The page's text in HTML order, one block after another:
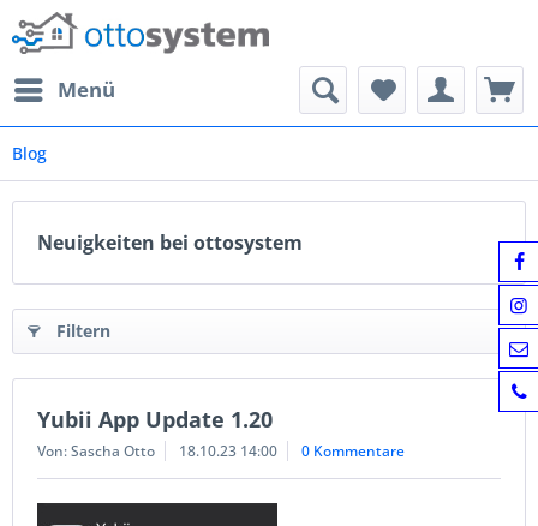
Menü
Blog
Neuigkeiten bei ottosystem
Filtern
Yubii App Update 1.20
Von: Sascha Otto 18.10.23 14:00 0 Kommentare